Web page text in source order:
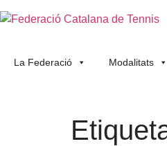
La Federació Modalitats